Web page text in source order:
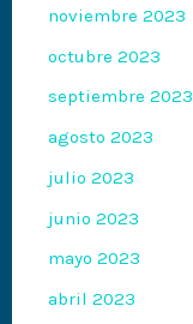
noviembre 2023
octubre 2023
septiembre 2023
agosto 2023
julio 2023
junio 2023
mayo 2023
abril 2023